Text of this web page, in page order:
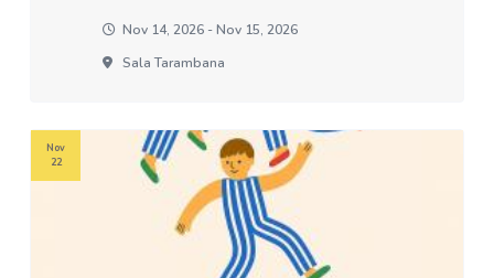
Nov 14, 2026 - Nov 15, 2026
Sala Tarambana
Nov
22